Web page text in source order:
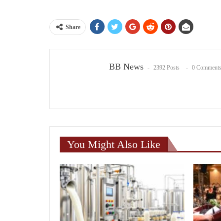
Share
BB News 2392 Posts 0 Comments
You Might Also Like